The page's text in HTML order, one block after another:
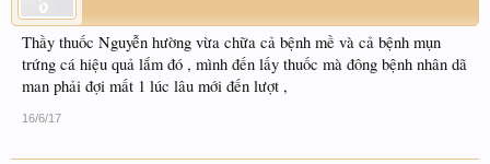
Thầy thuốc Nguyễn hường vừa chữa cả bệnh mề và cả bệnh mụn
trứng cá hiệu quả lắm đó , mình đến lấy thuốc mà đông bệnh nhân dã
man phải đợi mất 1 lúc lâu mới đến lượt ,
16/6/17